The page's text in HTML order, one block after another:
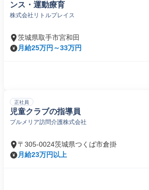
ンス・運動療育
株式会社リトルプレイス
茨城県取手市宮和田
月給25万円～33万円
正社員
児童クラブの指導員
プルメリア訪問介護株式会社
〒305-0024茨城県つくば市倉掛
月給23万円以上